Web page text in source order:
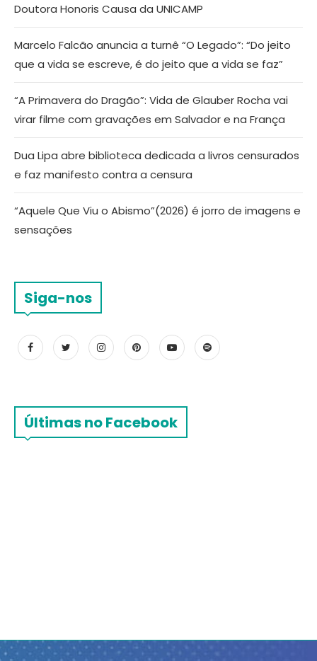
Doutora Honoris Causa da UNICAMP
Marcelo Falcão anuncia a turnê “O Legado”: “Do jeito
que a vida se escreve, é do jeito que a vida se faz”
“A Primavera do Dragão”: Vida de Glauber Rocha vai
virar filme com gravações em Salvador e na França
Dua Lipa abre biblioteca dedicada a livros censurados
e faz manifesto contra a censura
“Aquele Que Viu o Abismo”(2026) é jorro de imagens e
sensações
Siga-nos
Últimas no Facebook